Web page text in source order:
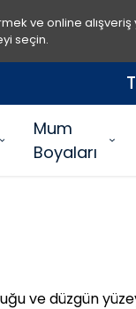
ve online
seçin.
Mum
Boyaları
ve düzgün